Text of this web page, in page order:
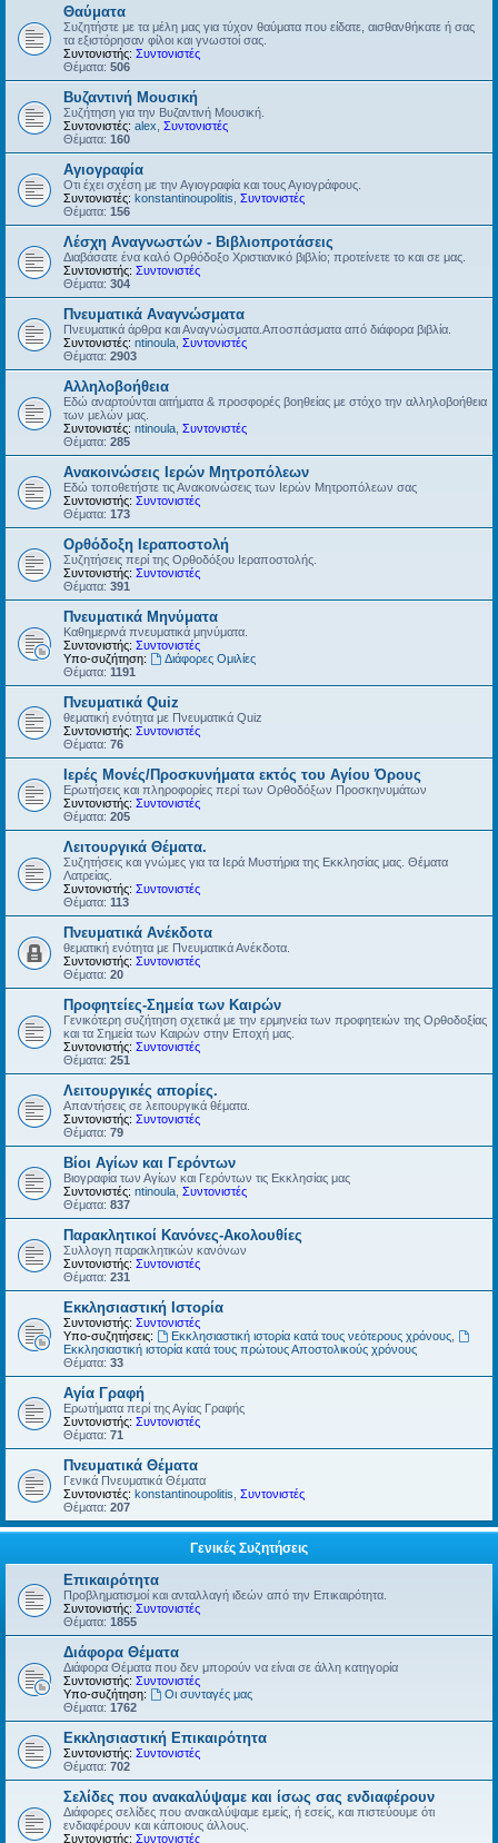
Θαύματα
Συζητήστε με τα μέλη μας για τύχον θαύματα που είδατε, αισθανθήκατε ή σας
τα εξιστόρησαν φίλοι και γνωστοί σας.
Συντονιστής: Συντονιστές
Θέματα: 506
Βυζαντινή Μουσική
Συζήτηση για την Βυζαντινή Μουσική.
Συντονιστές: alex Συντονιστές
Θέματα: 160
Αγιογραφία
Οτι έχει σχέση με την Αγιογραφία και τους Αγιογράφους.
Συντονιστές: konstantinoupolitis Συντονιστές
Θέματα: 156
Λέσχη Αναγνωστών - Βιβλιοπροτάσεις
Διαβάσατε ένα καλό Ορθόδοξο Χριστιανικό βιβλίο; προτείνετε το και σε μας.
Συντονιστής: Συντονιστές
Θέματα: 304
Πνευματικά Αναγνώσματα
Πνευματικά άρθρα και Αναγνώσματα.Αποσπάσματα από διάφορα βιβλία.
Συντονιστές: ntinoula Συντονιστές
Θέματα: 2903
Αλληλοβοήθεια
Εδώ αναρτούνται αιτήματα & προσφορές βοηθείας με στόχο την αλληλοβοήθεια
των μελών μας.
Συντονιστές: ntinoula Συντονιστές
Θέματα: 285
Ανακοινώσεις Ιερών Μητροπόλεων
Εδώ τοποθετήστε τις Ανακοινώσεις των Ιερών Μητροπόλεων σας
Συντονιστής: Συντονιστές
Θέματα: 173
Ορθόδοξη Ιεραποστολή
Συζητήσεις περί της Ορθοδόξου Ιεραποστολής.
Συντονιστής: Συντονιστές
Θέματα: 391
Πνευματικά Μηνύματα
Καθημερινά πνευματικά μηνύματα.
Συντονιστής: Συντονιστές
Υπο-συζήτηση:
Διάφορες Ομιλίες
Θέματα: 1191
Πνευματικά Quiz
θεματική ενότητα με Πνευματικά Quiz
Συντονιστής: Συντονιστές
Θέματα: 76
Ιερές Μονές/Προσκυνήματα εκτός του Αγίου Όρους
Ερωτήσεις και πληροφορίες περί των Ορθοδόξων Προσκηνυμάτων
Συντονιστής: Συντονιστές
Θέματα: 205
Λειτουργικά Θέματα.
Συζητήσεις και γνώμες για τα Ιερά Μυστήρια της Εκκλησίας μας. Θέματα
Λατρείας.
Συντονιστής: Συντονιστές
Θέματα: 113
Πνευματικά Ανέκδοτα
θεματική ενότητα με Πνευματικά Ανέκδοτα.
Συντονιστής: Συντονιστές
Θέματα: 20
Προφητείες-Σημεία των Καιρών
Γενικότερη συζήτηση σχετικά με την ερμηνεία των προφητειών της Ορθοδοξίας
και τα Σημεία των Καιρών στην Εποχή μας.
Συντονιστής: Συντονιστές
Θέματα: 251
Λειτουργικές απορίες.
Απαντήσεις σε λειτουργικά θέματα.
Συντονιστής: Συντονιστές
Θέματα: 79
Βίοι Αγίων και Γερόντων
Βιογραφία των Αγίων και Γερόντων τις Εκκλησίας μας
Συντονιστές: ntinoula Συντονιστές
Θέματα: 837
Παρακλητικοί Κανόνες-Ακολουθίες
Συλλογη παρακλητικών κανόνων
Συντονιστής: Συντονιστές
Θέματα: 231
Εκκλησιαστική Ιστορία
Συντονιστής: Συντονιστές
Υπο-συζητήσεις:
Εκκλησιαστική ιστορία κατά τους νεότερους χρόνους,
Εκκλησιαστική ιστορία κατά τους πρώτους Αποστολικούς χρόνους
Θέματα: 33
Αγία Γραφή
Ερωτήματα περί της Αγίας Γραφής
Συντονιστής: Συντονιστές
Θέματα: 71
Πνευματικά Θέματα
Γενικά Πνευματικά Θέματα
Συντονιστές: konstantinoupolitis Συντονιστές
Θέματα: 207
Γενικές Συζητήσεις
Επικαιρότητα
Προβληματισμοί και ανταλλαγή ιδεών από την Επικαιρότητα.
Συντονιστής: Συντονιστές
Θέματα: 1855
Διάφορα Θέματα
Διάφορα Θέματα που δεν μπορούν να είναι σε άλλη κατηγορία
Συντονιστής: Συντονιστές
Υπο-συζήτηση:
Οι συνταγές μας
Θέματα: 1762
Εκκλησιαστική Επικαιρότητα
Συντονιστής: Συντονιστές
Θέματα: 702
Σελίδες που ανακαλύψαμε και ίσως σας ενδιαφέρουν
Διάφορες σελίδες που ανακαλύψαμε εμείς, ή εσείς, και πιστεύουμε ότι
ενδιαφέρουν και κάποιους άλλους.
Συντονιστής: Συντονιστές